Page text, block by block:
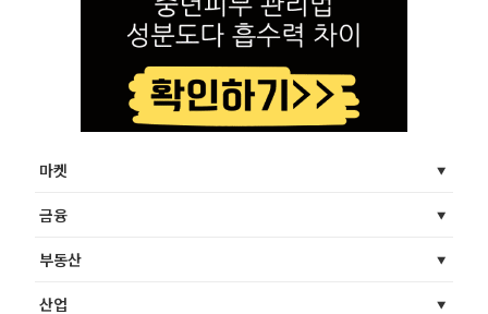
마켓
금융
부동산
산업